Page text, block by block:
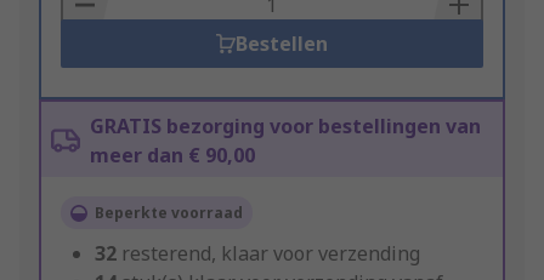
Bestellen
GRATIS bezorging voor bestellingen van
meer dan € 90,00
Beperkte voorraad
32 resterend, klaar voor verzending